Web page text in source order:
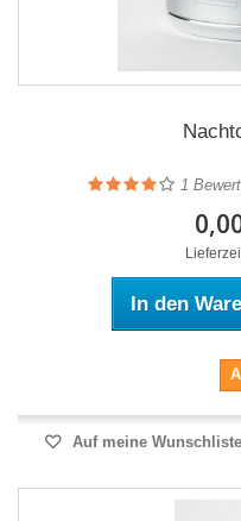
1
In den
Auf meine Wunschliste